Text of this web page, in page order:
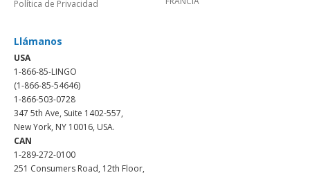
Política de Privacidad
Llámanos
USA
1-866-85-LINGO
(1-866-85-54646)
1-866-503-0728
347 5th Ave, Suite 1402-557,
New York, NY 10016, USA.
CAN
1-289-272-0100
251 Consumers Road, 12th Floor,